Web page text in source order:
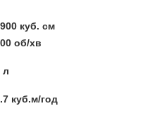
куб. см
об/хв
л
куб.м/год